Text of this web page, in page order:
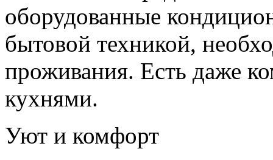
оборудованные
бытовой техникой,
проживания. Есть даже
кухнями.
Уют и комфорт